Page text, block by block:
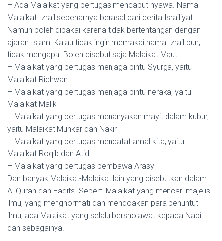
– Ada Malaikat yang bertugas mencabut nyawa. Nama
Malaikat Izrail sebenarnya berasal dari cerita Israiliyat.
Namun boleh dipakai karena tidak bertentangan dengan
ajaran Islam. Kalau tidak ingin memakai nama Izrail pun,
tidak mengapa. Boleh disebut saja Malaikat Maut
– Malaikat yang bertugas menjaga pintu Syurga, yaitu
Malaikat Ridhwan
– Malaikat yang bertugas menjaga pintu neraka, yaitu
Malaikat Malik
– Malaikat yang bertugas menanyakan mayit dalam kubur,
yaitu Malaikat Munkar dan Nakir
– Malaikat yang bertugas mencatat amal kita, yaitu
Malaikat Roqib dan Atid.
– Malaikat yang bertugas pembawa Arasy
Dan banyak Malaikat-Malaikat lain yang disebutkan dalam
Al Quran dan Hadits. Seperti Malaikat yang mencari majelis
ilmu, yang menghormati dan mendoakan para penuntut
ilmu, ada Malaikat yang selalu bersholawat kepada Nabi
dan sebagainya.